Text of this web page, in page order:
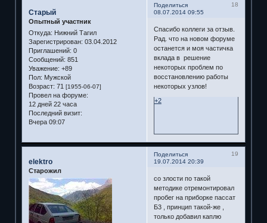
Поделиться
18
08.07.2014 09:55
Старый
Опытный участник
Откуда: Нижний Тагил
Зарегистрирован: 03.04.2012
Приглашений: 0
Сообщений: 851
Уважение: +89
Пол: Мужской
Возраст: 71 [1955-06-07]
Провел на форуме:
12 дней 22 часа
Последний визит:
Вчера 09:07
Спасибо коллеги за отзыв.
Рад. что на новом форуме
останется и моя частичка
вклада в решение
некоторых проблем по
восстановлению работы
некоторых узлов!
+2
Поделиться
19
19.07.2014 20:39
elektro
Старожил
со злости по такой
методике отремонтировал
пробег на приборке пассат
Б3 , принцип такой-же ,
только добавил каплю